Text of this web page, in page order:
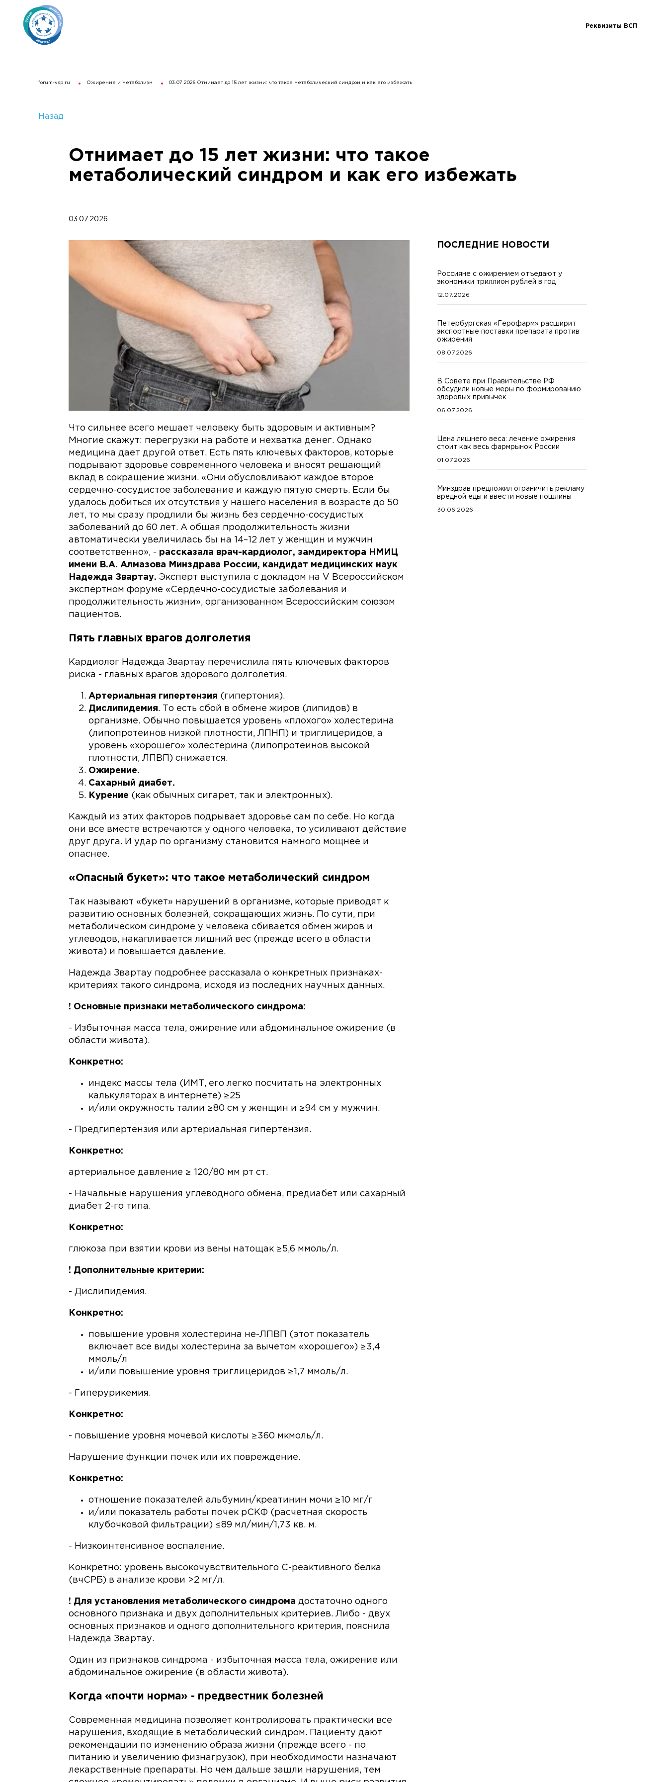
Реквизиты ВСП
forum-vsp.ru Ожирение и метаболизм 03.07.2026 Отнимает до 15 лет жизни: что такое метаболический синдром и как его избежать
Назад
Отнимает до 15 лет жизни: что такое
метаболический синдром и как его избежать
03.07.2026
Что сильнее всего мешает человеку быть здоровым и активным?
Многие скажут: перегрузки на работе и нехватка денег. Однако
медицина дает другой ответ. Есть пять ключевых факторов, которые
подрывают здоровье современного человека и вносят решающий
вклад в сокращение жизни. «Они обусловливают каждое второе
сердечно-сосудистое заболевание и каждую пятую смерть. Если бы
удалось добиться их отсутствия у нашего населения в возрасте до 50
лет, то мы сразу продлили бы жизнь без сердечно-сосудистых
заболеваний до 60 лет. А общая продолжительность жизни
автоматически увеличилась бы на 14–12 лет у женщин и мужчин
соответственно», - рассказала врач-кардиолог, замдиректора НМИЦ
имени В.А. Алмазова Минздрава России, кандидат медицинских наук
Надежда Звартау. Эксперт выступила с докладом на V Всероссийском
экспертном форуме «Сердечно-сосудистые заболевания и
продолжительность жизни», организованном Всероссийским союзом
пациентов.
Пять главных врагов долголетия
Кардиолог Надежда Звартау перечислила пять ключевых факторов
риска - главных врагов здорового долголетия.
Артериальная гипертензия (гипертония).
Дислипидемия. То есть сбой в обмене жиров (липидов) в
организме. Обычно повышается уровень «плохого» холестерина
(липопротеинов низкой плотности, ЛПНП) и триглицеридов, а
уровень «хорошего» холестерина (липопротеинов высокой
плотности, ЛПВП) снижается.
Ожирение.
Сахарный диабет.
Курение (как обычных сигарет, так и электронных).
Каждый из этих факторов подрывает здоровье сам по себе. Но когда
они все вместе встречаются у одного человека, то усиливают действие
друг друга. И удар по организму становится намного мощнее и
опаснее.
«Опасный букет»: что такое метаболический синдром
Так называют «букет» нарушений в организме, которые приводят к
развитию основных болезней, сокращающих жизнь. По сути, при
метаболическом синдроме у человека сбивается обмен жиров и
углеводов, накапливается лишний вес (прежде всего в области
живота) и повышается давление.
Надежда Звартау подробнее рассказала о конкретных признаках-
критериях такого синдрома, исходя из последних научных данных.
! Основные признаки метаболического синдрома:
- Избыточная масса тела, ожирение или абдоминальное ожирение (в
области живота).
Конкретно:
индекс массы тела (ИМТ, его легко посчитать на электронных
калькуляторах в интернете) ≥25
и/или окружность талии ≥80 см у женщин и ≥94 см у мужчин.
- Предгипертензия или артериальная гипертензия.
Конкретно:
артериальное давление ≥ 120/80 мм рт ст.
- Начальные нарушения углеводного обмена, предиабет или сахарный
диабет 2-го типа.
Конкретно:
глюкоза при взятии крови из вены натощак ≥5,6 ммоль/л.
! Дополнительные критерии:
- Дислипидемия.
Конкретно:
повышение уровня холестерина не-ЛПВП (этот показатель
включает все виды холестерина за вычетом «хорошего») ≥3,4
ммоль/л
и/или повышение уровня триглицеридов ≥1,7 ммоль/л.
- Гиперурикемия.
Конкретно:
- повышение уровня мочевой кислоты ≥360 мкмоль/л.
Нарушение функции почек или их повреждение.
Конкретно:
отношение показателей альбумин/креатинин мочи ≥10 мг/г
и/или показатель работы почек рСКФ (расчетная скорость
клубочковой фильтрации) ≤89 мл/мин/1,73 кв. м.
- Низкоинтенсивное воспаление.
Конкретно: уровень высокочувствительного С-реактивного белка
(вчСРБ) в анализе крови >2 мг/л.
! Для установления метаболического синдрома достаточно одного
основного признака и двух дополнительных критериев. Либо - двух
основных признаков и одного дополнительного критерия, пояснила
Надежда Звартау.
Один из признаков синдрома - избыточная масса тела, ожирение или
абдоминальное ожирение (в области живота).
Когда «почти норма» - предвестник болезней
Современная медицина позволяет контролировать практически все
нарушения, входящие в метаболический синдром. Пациенту дают
рекомендации по изменению образа жизни (прежде всего - по
питанию и увеличению физнагрузок), при необходимости назначают
лекарственные препараты. Но чем дальше зашли нарушения, тем
ПОСЛЕДНИЕ НОВОСТИ
Россияне с ожирением отъедают у
экономики триллион рублей в год
12.07.2026
Петербургская «Герофарм» расширит
экспортные поставки препарата против
ожирения
08.07.2026
В Совете при Правительстве РФ
обсудили новые меры по формированию
здоровых привычек
06.07.2026
Цена лишнего веса: лечение ожирения
стоит как весь фармрынок России
01.07.2026
Минздрав предложил ограничить рекламу
вредной еды и ввести новые пошлины
30.06.2026